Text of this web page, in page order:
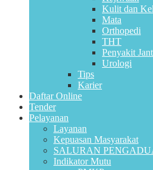
Kulit dan
Mata
Orthopedi
THT
Penyakit
Urologi
Tips
Karier
Daftar Online
Tender
Pelayanan
Layanan
Kepuasan Masyarakat
SALURAN
Indikator Mutu